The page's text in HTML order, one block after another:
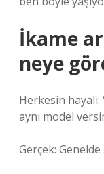
İkame
neye
Herkesin hayali:
aynı model
Gerçek: